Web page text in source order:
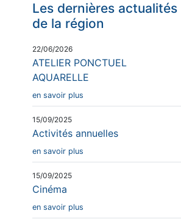
Les dernières actualités
de la région
22/06/2026
ATELIER PONCTUEL
AQUARELLE
en savoir plus
15/09/2025
Activités annuelles
en savoir plus
15/09/2025
Cinéma
en savoir plus